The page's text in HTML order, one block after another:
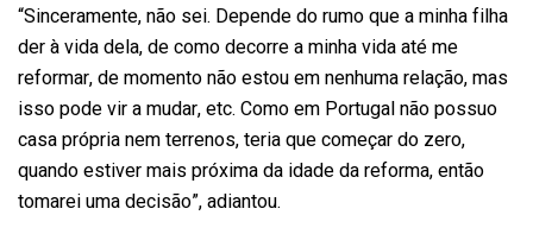
“Sinceramente, não sei. Depende do rumo que a minha filha
der à vida dela, de como decorre a minha vida até me
reformar, de momento não estou em nenhuma relação, mas
isso pode vir a mudar, etc. Como em Portugal não possuo
casa própria nem terrenos, teria que começar do zero,
quando estiver mais próxima da idade da reforma, então
tomarei uma decisão”, adiantou.